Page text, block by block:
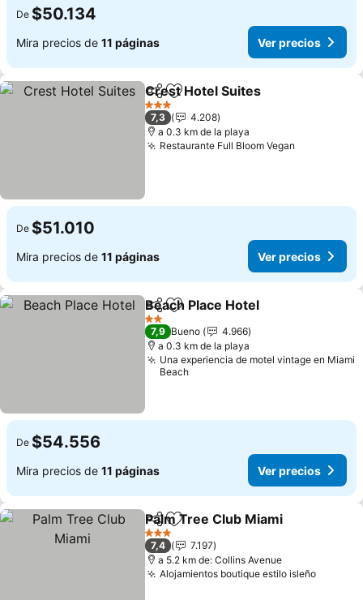
De $50.134
Mira precios de 11 páginas Ver precios
CompartirAgregar a favoritos
Crest Hotel Suites
3 Estrellas
7,3
4.208
a 0.3 km de la playa
Restaurante Full Bloom Vegan
De $51.010
Mira precios de 11 páginas Ver precios
CompartirAgregar a favoritos
Beach Place Hotel
2 Estrellas
7,9 Bueno
4.966
a 0.3 km de la playa
Una experiencia de motel vintage en Miami
Beach
De $54.556
Mira precios de 11 páginas Ver precios
CompartirAgregar a favoritos
Palm Tree Club Miami
3 Estrellas
7,4
7.197
a 5.2 km de: Collins Avenue
Alojamientos boutique estilo isleñoVer